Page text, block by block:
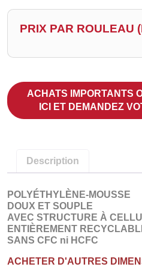
PRIX PAR ROULEAU
ACHATS IMPORTANTS
ICI ET DEMANDEZ
Description
POLYÉTHYLÈNE-MOUSSE
DOUX ET SOUPLE
AVEC STRUCTURE À
ENTIÈREMENT
SANS CFC ni HCFC
ACHETER D'AUTRES